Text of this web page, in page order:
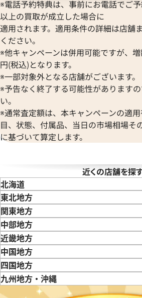
イデイト 40 228239 オリー
字盤
格
バー文
参考
エルメス
OMEGA
オメガ
ORIENT
オリエント
ORIS
オリス
Audemars Piguet
オーデマ ピゲ
Vacheron Constantin
ヴァシュロン・コンスタンタン
Van Cleef & Arpels
ヴェルサーチ
Wempe
ヴェンペ
STOWA
ストーヴァ
SEIKO
セイコー
CENTURY
センチュリー
ZENITH
ゼニス
ブランパン
BVLGARI
ブルガリ
Breguet
ブレゲ
BULOVA
ブローバ
Bell & Ross
ベル＆ロス
BAUME＆MERCIER
ボーム＆メルシエ
BALL Watch
※電話予約特典は、事前にお電話でご
以上の買取が成立した場合に
適用されます。適用条件の詳細は店舗
ください。
※他キャンペーンは併用可能ですが、
円(税込)となります。
※一部対象外となる店舗がございます。
※予告なく終了する可能性があります
い。
※通常査定額は、本キャンペーンの適
目、状態、付属品、当日の市場相場そ
に基づいて算定します。
近くの店舗を探
北海道
東北地方
青森県岩手県
関東地方
東京都神奈川県
中部地方
新潟県富山県
近畿地方
三重県滋賀県
中国地方
鳥取県島根県
四国地方
徳島県香川県愛媛県
九州地方・沖縄
福岡県
佐賀県 長崎県 熊本県大分県宮崎